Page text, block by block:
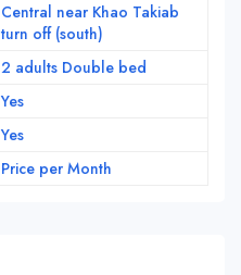
Central near Khao Takiab
turn off (south)
2 adults Double bed
Yes
Yes
Price per Month